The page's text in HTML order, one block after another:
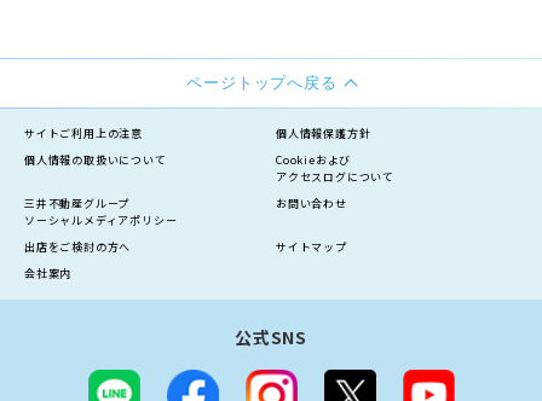
ページトップへ戻る
サイトご利用上の注意
個人情報保護方針
個人情報の取扱いについて
Cookieおよび
アクセスログについて
三井不動産グループ
ソーシャルメディアポリシー
お問い合わせ
出店をご検討の方へ
サイトマップ
会社案内
公式SNS